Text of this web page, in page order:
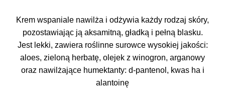
Krem wspaniale nawilża i odżywia każdy rodzaj skóry,
pozostawiając ją aksamitną, gładką i pełną blasku.
Jest lekki, zawiera roślinne surowce wysokiej jakości:
aloes, zieloną herbatę, olejek z winogron, arganowy
oraz nawilżające humektanty: d-pantenol, kwas ha i
alantoinę